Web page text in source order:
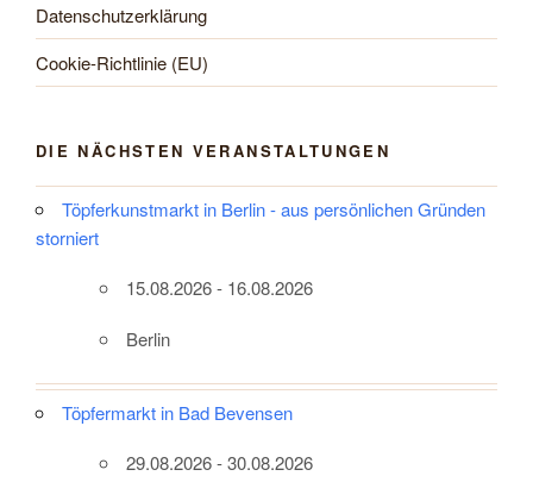
Datenschutzerklärung
Cookie-Richtlinie (EU)
DIE NÄCHSTEN VERANSTALTUNGEN
Töpferkunstmarkt in Berlin - aus persönlichen Gründen
storniert
15.08.2026 - 16.08.2026
Berlin
Töpfermarkt in Bad Bevensen
29.08.2026 - 30.08.2026